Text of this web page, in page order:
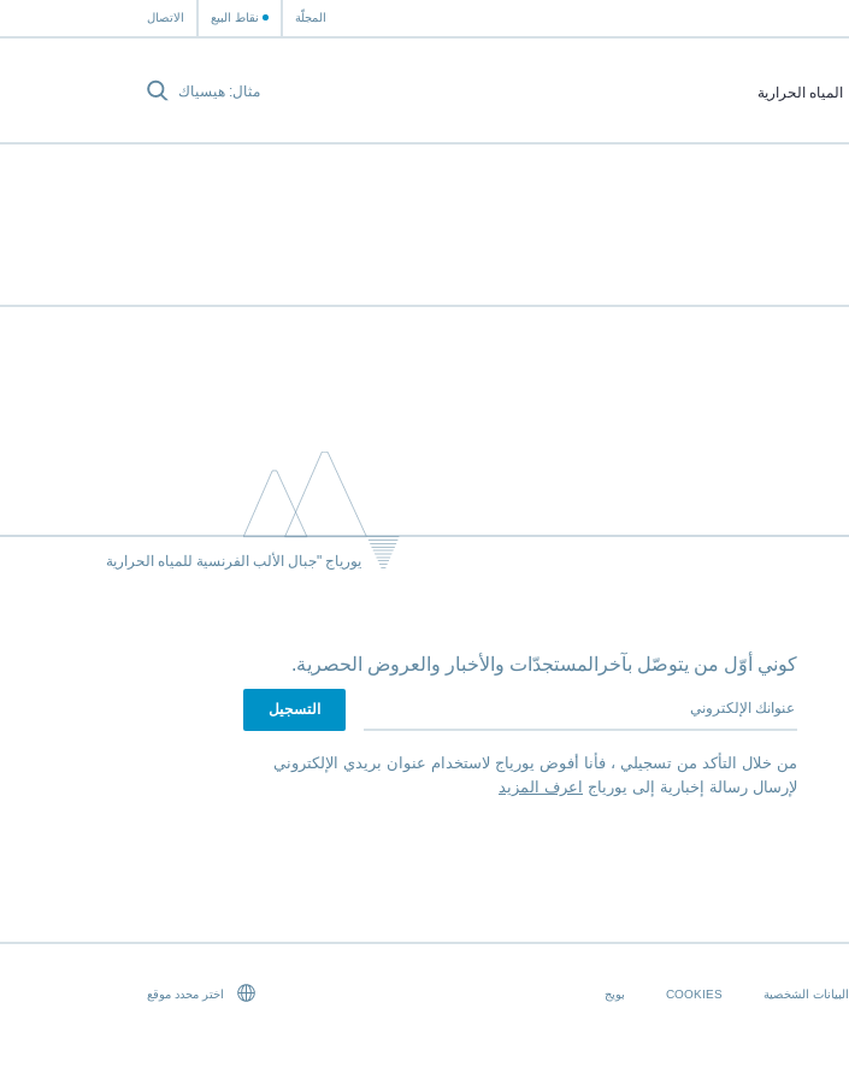
المجلّة نقاط البيع الاتصال
المياه الحرارية
يورياج "جبال الألب الفرنسية للمياه الحرارية
كوني أوّل من يتوصّل بآخرالمستجدّات والأخبار والعروض الحصرية.
عنوانك الإلكتروني
من خلال التأكد من تسجيلي ، فأنا أفوض يورياج لاستخدام عنوان بريدي الإلكتروني
لإرسال رسالة إخبارية إلى يورياج
اعرف المزيد
البيانات الشخصية COOKIES بويج اختر محدد موقع